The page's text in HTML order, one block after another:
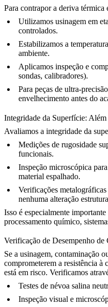
Para contrapor a deriva térmica
Utilizamos usinagem em
controlados.
Estabilizamos a
ambiente.
Aplicamos inspeção e
sondas, calibradores).
Para peças de ultra-
envelhecimento antes do
Integridade da Superfície:
Avaliamos a integridade da
Medições de rugosidade
funcionais.
Inspeção microscópica
material espalhado.
Verificações
nenhuma alteração
Isso é especialmente importante
processamento químico,
Verificação de Desempenho de
Se a usinagem, contaminação
comprometerem a resistência à
está em risco. Verificamos
Testes de névoa salina
Inspeção visual e